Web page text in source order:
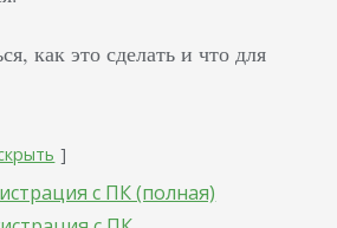
как это сделать и что для
с ПК (полная)